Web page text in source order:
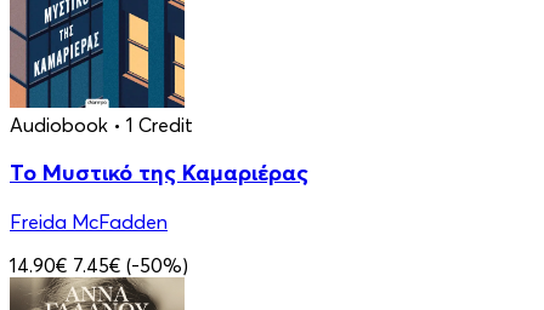
Audiobook • 1 Credit
Το Μυστικό της Καμαριέρας
Freida McFadden
14.90€ 7.45€ (-50%)